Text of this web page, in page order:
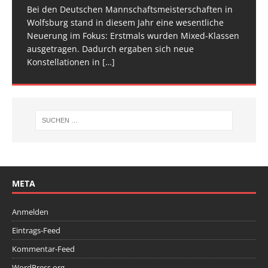
Bei den Deutschen Mannschaftsmeisterschaften in
Wolfsburg stand in diesem Jahr eine wesentliche
Neuerung im Fokus: Erstmals wurden Mixed-Klassen
ausgetragen. Dadurch ergaben sich neue
Konstellationen in […]
den Athletinnen und Athleten mehr Raum zu geben.
[…]
[…]
Am vergangenen Wochenende traf sich die deutsche
Spitze im Trampolinturnen in Biberach an der Riß
(Baden-Württemberg) zu einem hochkarätigen
Wettkampfwochenende: Am Samstag standen die
Deutschen[…]
META
Anmelden
Eintrags-Feed
Kommentar-Feed